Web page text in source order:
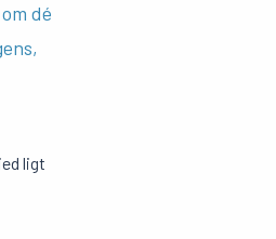
dé
ligt